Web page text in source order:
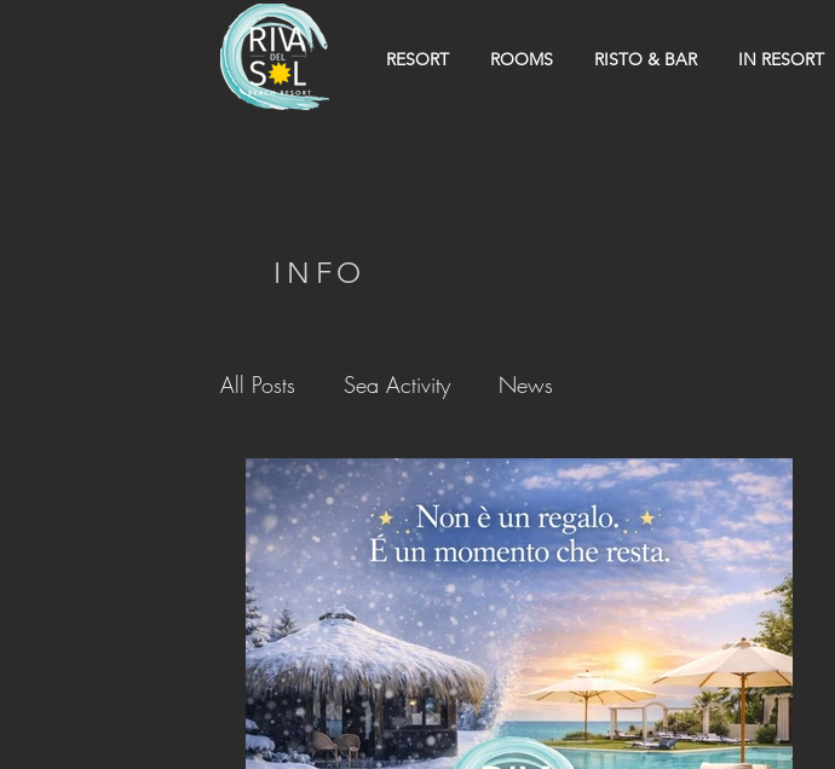
RESORT ROOMS RISTO & BAR IN RESORT
INFO
All Posts Sea Activity News